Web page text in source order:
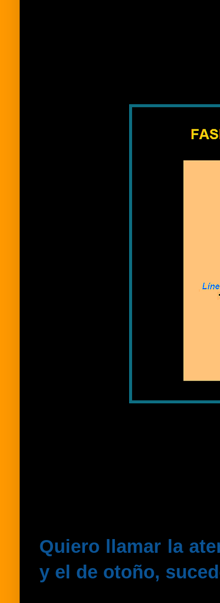
Quiero llamar la
y el de otoño,